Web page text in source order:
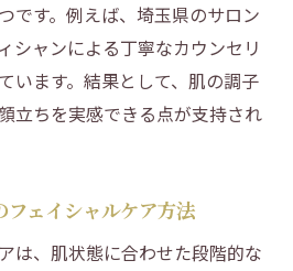
です。例えば、埼玉県のサロン
シャンによる丁寧なカウンセリ
います。結果として、肌の調子
立ちを実感できる点が支持され
フェイシャルケア方法
は、肌状態に合わせた段階的な